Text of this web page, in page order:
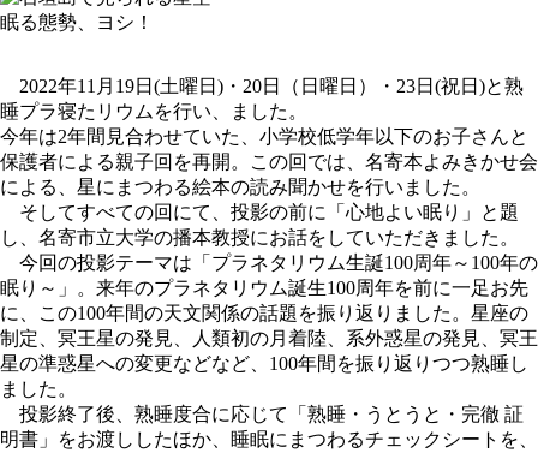
眠る態勢、ヨシ！
2022年11月19日(土曜日)・20日（日曜日）・23日(祝日)と熟
睡プラ寝たリウムを行い、ました。
今年は2年間見合わせていた、小学校低学年以下のお子さんと
保護者による親子回を再開。この回では、名寄本よみきかせ会
による、星にまつわる絵本の読み聞かせを行いました。
そしてすべての回にて、投影の前に「心地よい眠り」と題
し、名寄市立大学の播本教授にお話をしていただきました。
今回の投影テーマは「プラネタリウム生誕100周年～100年の
眠り～」。来年のプラネタリウム誕生100周年を前に一足お先
に、この100年間の天文関係の話題を振り返りました。星座の
制定、冥王星の発見、人類初の月着陸、系外惑星の発見、冥王
星の準惑星への変更などなど、100年間を振り返りつつ熟睡し
ました。
投影終了後、熟睡度合に応じて「熟睡・うとうと・完徹 証
明書」をお渡ししたほか、睡眠にまつわるチェックシートを、